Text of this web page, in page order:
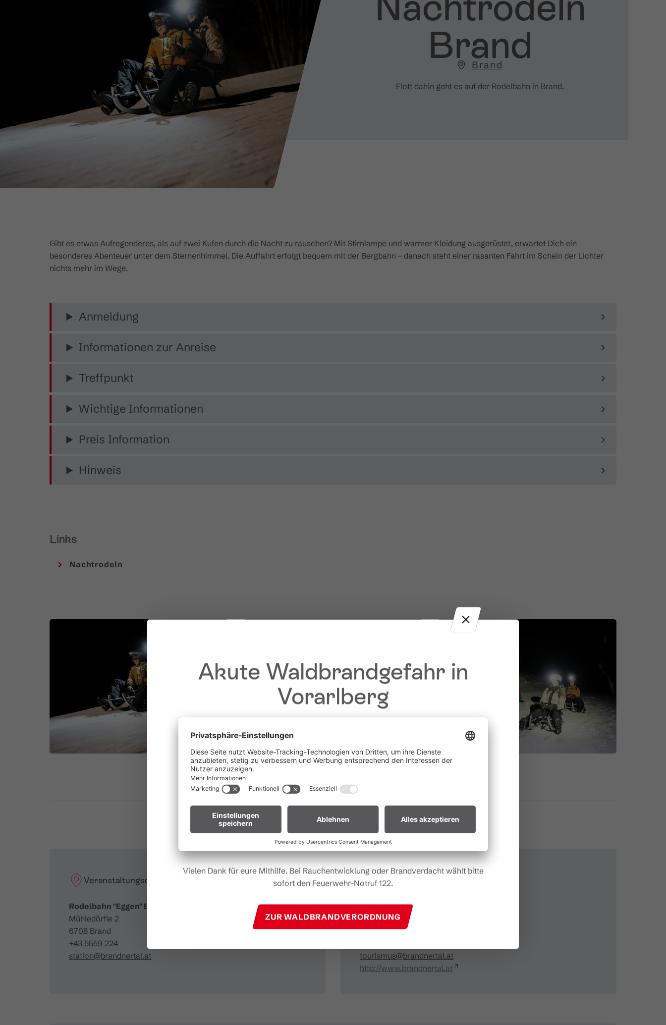
Brand
Brand
Flott dahin geht es auf der Rodelbahn in Brand.
Gibt es etwas Aufregenderes, als auf zwei Kufen durch die Nacht zu rauschen? Mit Stirnlampe und warmer Kleidung ausgerüstet, erwartet Dich ein
besonderes Abenteuer unter dem Sternenhimmel. Die Auffahrt erfolgt bequem mit der Bergbahn – danach steht einer rasanten Fahrt im Schein der Lichter
nichts mehr im Wege.
Anmeldung
Informationen zur Anreise
Treffpunkt
Wichtige Informationen
Preis Information
Hinweis
Links
Nachtrodeln
Veranstaltungsort
Rodelbahn "Eggen" Brand
Mühledörfle 2
6708 Brand
+43 5559 224
station@brandnertal.at
Veranstalter
Brandnertal Shop & Gästeinfo
Mühledörfle 2
6708 Brand
tourismus@brandnertal.at
http://www.brandnertal.at
Akute Waldbrandgefahr in
Vorarlberg
aufgrund der anhaltenden Trockenheit gilt in
Waldbrandverordnung
Waldnähe und in Uferzonen streng verboten.
Wir bitten euch um erhöhte Aufmerksamkeit und einen besonders rücksichtsvollen
Umgang mit der Natur.
Hinweis für Biker:innen:Legt euer Bike nach längeren Abfahrten nicht in trockenes
Gras. Heiße Bremsscheiben können trockenes Gras entzünden.
Vielen Dank für eure Mithilfe. Bei Rauchentwicklung oder Brandverdacht wählt bitte
sofort den Feuerwehr-Notruf 122.
ZUR WALDBRANDVERORDNUNG